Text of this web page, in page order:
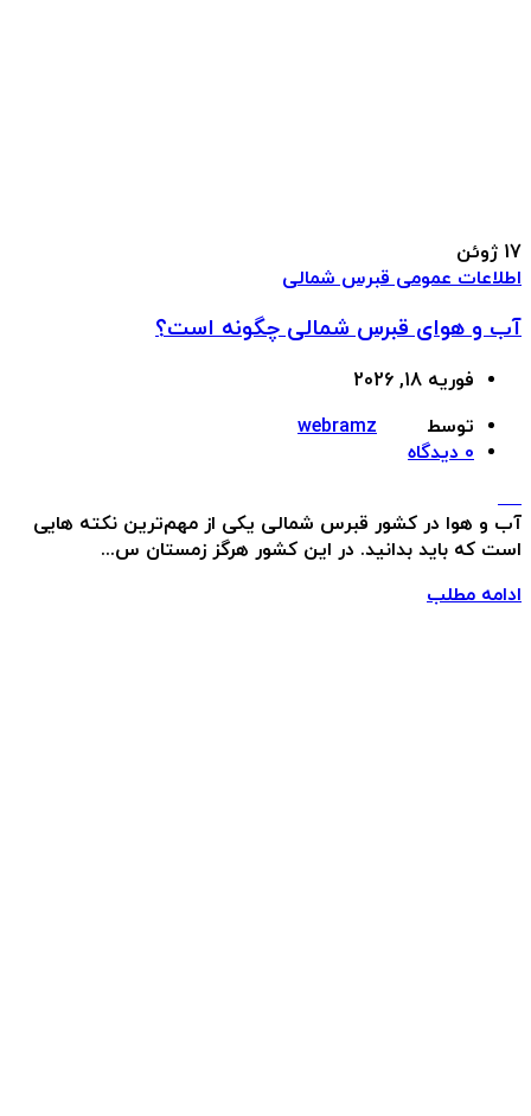
17 ژوئن
اطلاعات عمومی قبرس شمالی
آب و هوای قبرس شمالی چگونه است؟
فوریه 18, 2026
توسط
webramz
0 دیدگاه
آب و هوا در کشور قبرس شمالی یکی از مهم‌ترین نکته‌ هایی
است که باید بدانید. در این کشور هرگز زمستان س...
ادامه مطلب